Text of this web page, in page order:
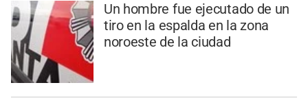
Un hombre fue ejecutado de un
tiro en la espalda en la zona
noroeste de la ciudad